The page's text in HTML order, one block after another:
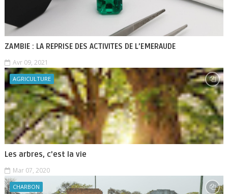
ZAMBIE : LA REPRISE DES ACTIVITES DE L’EMERAUDE
Avr 09, 2021
AGRICULTURE
Les arbres, c'est la vie
Mar 07, 2020
CHARBON